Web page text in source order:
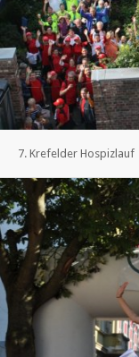
7. Krefelder Hospizlauf